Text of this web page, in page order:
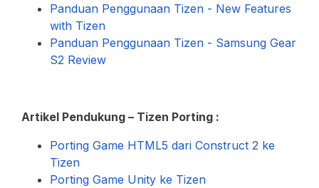
Panduan Penggunaan Tizen - New Features
with Tizen
Panduan Penggunaan Tizen - Samsung Gear
S2 Review
Artikel Pendukung – Tizen Porting :
Porting Game HTML5 dari Construct 2 ke
Tizen
Porting Game Unity ke Tizen